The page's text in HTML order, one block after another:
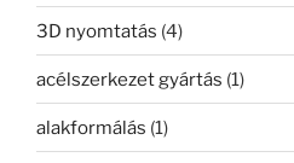
3D nyomtatás (4)
acélszerkezet gyártás (1)
alakformálás (1)